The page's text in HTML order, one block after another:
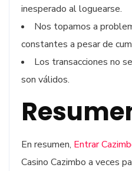
inesperado al loguearse.
Nos topamos a
constantes a pesar de
Los transacciones no
son válidos.
En resumen, Entrar
Casino Cazimbo a veces